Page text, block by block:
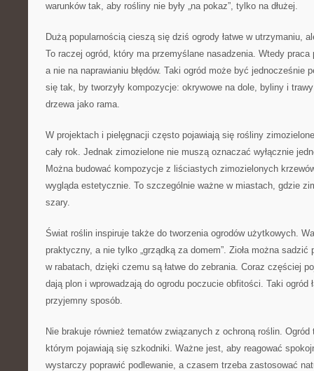
warunków tak, aby rośliny nie były „na pokaz”, tylko na dłużej.
Dużą popularnością cieszą się dziś ogrody łatwe w utrzymaniu,
To raczej ogród, który ma przemyślane nasadzenia. Wtedy praca
a nie na naprawianiu błędów. Taki ogród może być jednocześnie
się tak, by tworzyły kompozycje: okrywowe na dole, byliny i
drzewa jako rama.
W projektach i pielęgnacji często pojawiają się rośliny
cały rok. Jednak zimozielone nie muszą oznaczać wyłącznie
Można budować kompozycje z liściastych zimozielonych
wygląda estetycznie. To szczególnie ważne w miastach, gdzie
szary.
Świat roślin inspiruje także do tworzenia ogrodów użytkowych.
praktyczny, a nie tylko „grządką za domem”. Zioła można
w rabatach, dzięki czemu są łatwe do zebrania. Coraz częściej
dają plon i wprowadzają do ogrodu poczucie obfitości. Taki ogród
przyjemny sposób.
Nie brakuje również tematów związanych z ochroną roślin.
którym pojawiają się szkodniki. Ważne jest, aby reagować
wystarczy poprawić podlewanie, a czasem trzeba zastosować